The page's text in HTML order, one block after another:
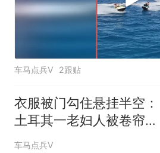
车马点兵V 2跟贴
衣服被门勾住悬挂半空：
土耳其一老妇人被卷帘门
拉起
车马点兵V